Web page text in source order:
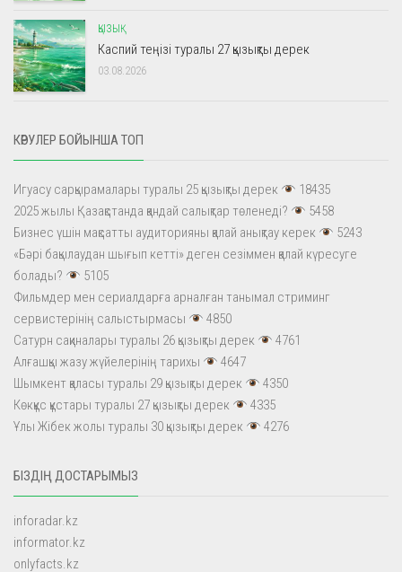
ҚЫЗЫҚ
Каспий теңізі туралы 27 қызықты дерек
03.08.2026
КӨРУЛЕР БОЙЫНША ТОП
Игуасу сарқырамалары туралы 25 қызықты дерек
18435
2025 жылы Қазақстанда қандай салықтар төленеді?
5458
Бизнес үшін мақсатты аудиторияны қалай анықтау керек
5243
«Бәрі бақылаудан шығып кетті» деген сезіммен қалай күресуге
болады?
5105
Фильмдер мен сериалдарға арналған танымал стриминг
сервистерінің салыстырмасы
4850
Сатурн сақиналары туралы 26 қызықты дерек
4761
Алғашқы жазу жүйелерінің тарихы
4647
Шымкент қаласы туралы 29 қызықты дерек
4350
Көкқұс құстары туралы 27 қызықты дерек
4335
Ұлы Жібек жолы туралы 30 қызықты дерек
4276
БІЗДІҢ ДОСТАРЫМЫЗ
inforadar.kz
informator.kz
onlyfacts.kz